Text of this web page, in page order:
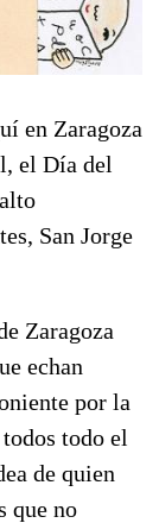
en Zaragoza
el Día del
San Jorge
Zaragoza
echan
por la
todo el
de quien
que no